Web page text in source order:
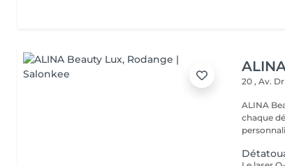
20 , Av.
ALINA
chaque